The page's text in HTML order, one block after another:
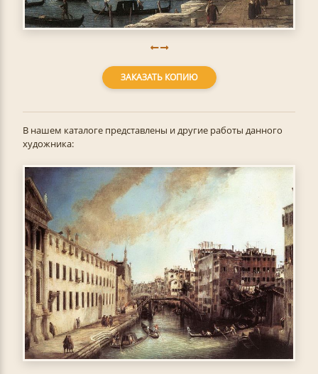
ЗАКАЗАТЬ КОПИЮ
В нашем каталоге представлены и другие работы данного
художника: